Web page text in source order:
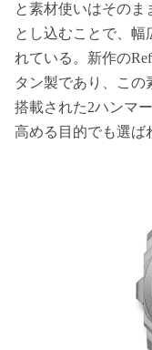
と素材使いはそのま
とし込むことで、幅
れている。新作の
タン製であり、この
搭載された2ハンマ
高める目的でも選ば